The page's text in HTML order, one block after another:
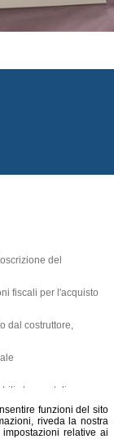
funzioni del sito
riveda la nostra
relative ai
del
fiscali per l'acquisto
dal costruttore,
strumentali